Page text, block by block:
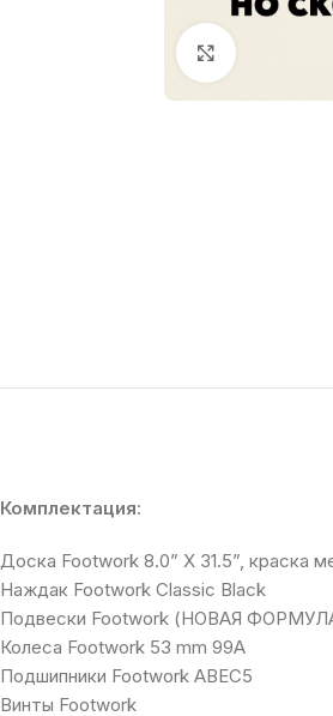
Комплектация:
Доска Footwork 8.0” X 31.5”, краска
Наждак Footwork Classic Black
Подвески Footwork (НОВАЯ
Колеса Footwork 53 mm 99A
Подшипники Footwork ABEC5
Винты Footwork